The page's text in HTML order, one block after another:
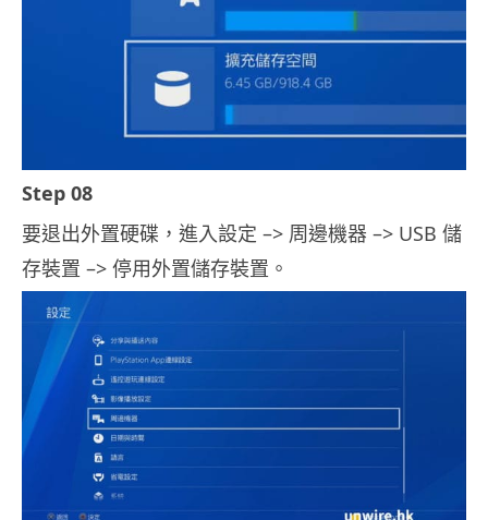
Step 08
要退出外置硬碟，進入設定 –> 周邊機器 –> USB 儲
存裝置 –> 停用外置儲存裝置。